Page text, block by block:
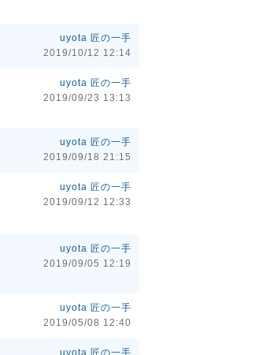
uyota 匠の一手
2019/10/12 12:14
uyota 匠の一手
2019/09/23 13:13
uyota 匠の一手
2019/09/18 21:15
uyota 匠の一手
2019/09/12 12:33
uyota 匠の一手
2019/09/05 12:19
uyota 匠の一手
2019/05/08 12:40
uyota 匠の一手